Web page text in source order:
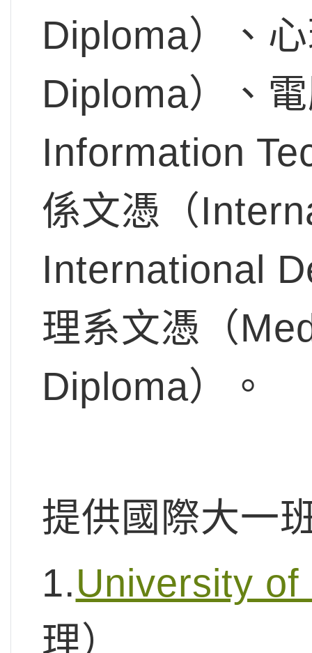
Diploma）、
Diploma）、
Information
係文憑（
International
理系文憑（
Diploma）。
提供國際大一
1.University of
理）